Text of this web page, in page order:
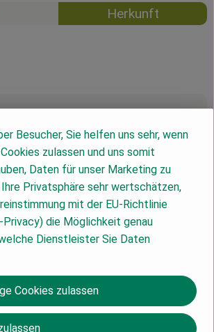
Herkunft
Besucher, Sie helfen uns sehr, wenn
zulassen und uns somit
Daten für unser Marketing zu
Ihre Privatsphäre sehr wertschätzen,
mit der EU-Richtlinie
die Möglichkeit genau
Dienstleister Sie Daten
Cookies zulassen